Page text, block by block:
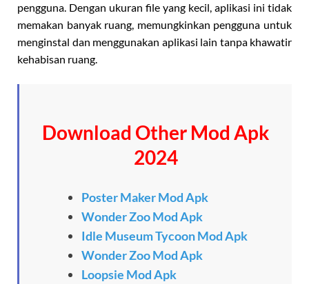
pengguna. Dengan ukuran file yang kecil, aplikasi ini tidak
memakan banyak ruang, memungkinkan pengguna untuk
menginstal dan menggunakan aplikasi lain tanpa khawatir
kehabisan ruang.
Download Other Mod Apk
2024
Poster Maker Mod Apk
Wonder Zoo Mod Apk
Idle Museum Tycoon Mod Apk
Wonder Zoo Mod Apk
Loopsie Mod Apk